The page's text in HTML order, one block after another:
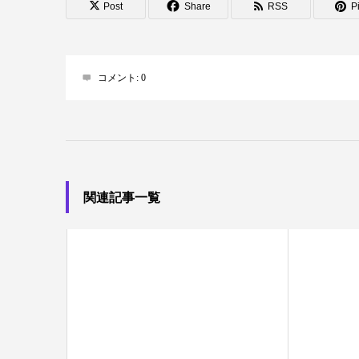
Post Share RSS
コメント: 0
関連記事一覧